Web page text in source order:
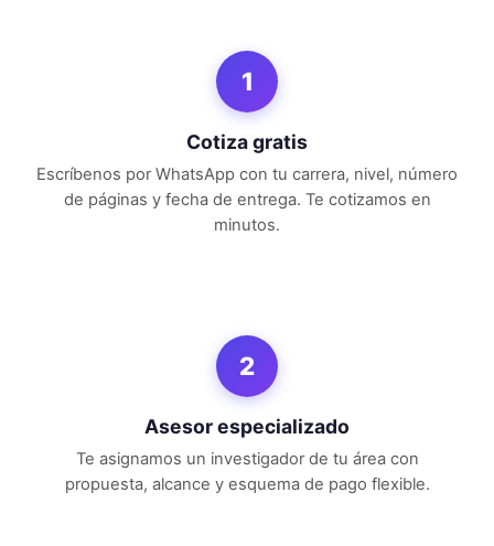
1
Cotiza gratis
Escríbenos por WhatsApp con tu carrera, nivel, número
de páginas y fecha de entrega. Te cotizamos en
minutos.
2
Asesor especializado
Te asignamos un investigador de tu área con
propuesta, alcance y esquema de pago flexible.